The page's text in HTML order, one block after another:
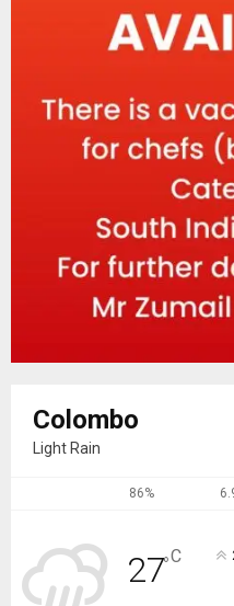
Colombo
Light Rain
86%
27°C